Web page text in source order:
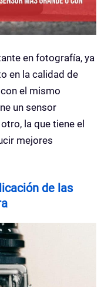
en fotografía, ya
en la calidad de
el mismo
un sensor
la que tiene el
mejores
de las